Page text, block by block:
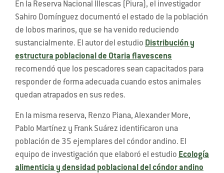
En la Reserva Nacional Illescas (Piura), el investigador
Sahiro Domínguez documentó el estado de la población
de lobos marinos, que se ha venido reduciendo
sustancialmente. El autor del estudio Distribución y
estructura poblacional de Otaria flavescens
recomendó que los pescadores sean capacitados para
responder de forma adecuada cuando estos animales
quedan atrapados en sus redes.
En la misma reserva, Renzo Piana, Alexander More,
Pablo Martínez y Frank Suárez identificaron una
población de 35 ejemplares del cóndor andino. El
equipo de investigación que elaboró el estudio Ecología
alimenticia y densidad poblacional del cóndor andino